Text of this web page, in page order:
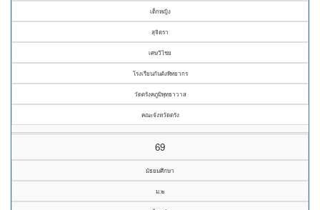
เด็กหญิง
สุจิตรา
เศษวิไชย
โรงเรียนกันตังพิทยากร
วัดตรังคภูมิพุทธาวาส
คณะจังหวัดตรัง
69
มัธยมศึกษา
ม.๒